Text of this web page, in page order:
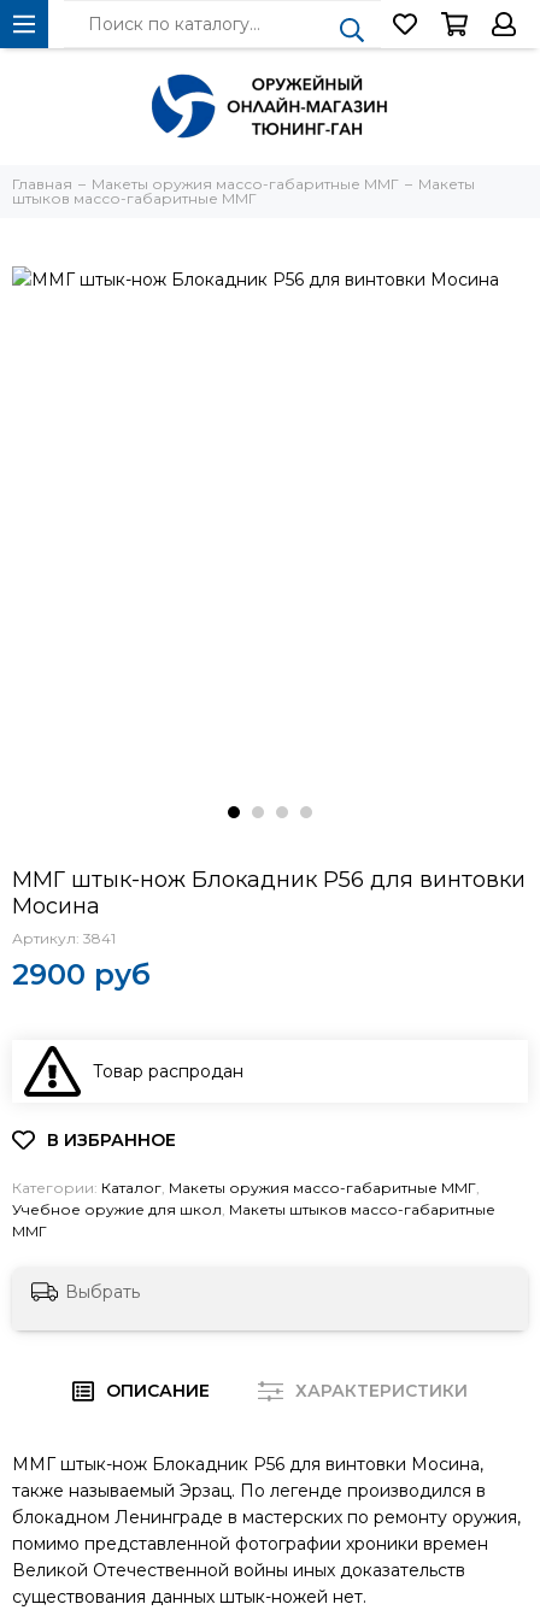
Главная Макеты оружия массо-габаритные ММГ
Макеты
штыков массо-габаритные ММГ
ММГ штык-нож Блокадник Р56 для винтовки
Мосина
Артикул: 3841
2900 руб
Товар распродан
Категории: Каталог, Макеты оружия массо-габаритные ММГ,
Учебное оружие для школ, Макеты штыков массо-габаритные
ММГ
Выбрать
ОПИСАНИЕ ХАРАКТЕРИСТИКИ
ММГ штык-нож Блокадник Р56 для винтовки Мосина,
также называемый Эрзац. По легенде производился в
блокадном Ленинграде в мастерских по ремонту оружия,
помимо представленной фотографии хроники времен
Великой Отечественной войны иных доказательств
существования данных штык-ножей нет.